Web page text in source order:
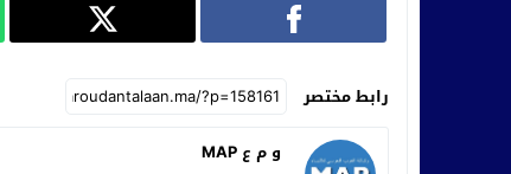
رابط مختصر
و م ع MAP